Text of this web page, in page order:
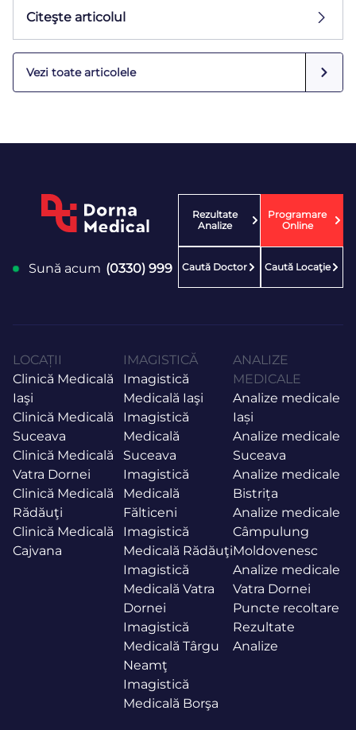
Citeşte articolul
Vezi toate articolele
Sună acum (0330) 999
Rezultate
Analize
Programare
Online
Caută Doctor Caută Locaţie
LOCAȚII
Clinică Medicală
Iaşi
Clinică Medicală
Suceava
Clinică Medicală
Vatra Dornei
Clinică Medicală
Rădăuţi
Clinică Medicală
Cajvana
IMAGISTICĂ
Imagistică
Medicală Iaşi
Imagistică
Medicală
Suceava
Imagistică
Medicală
Fălticeni
Imagistică
Medicală Rădăuţi
Imagistică
Medicală Vatra
Dornei
Imagistică
Medicală Târgu
Neamţ
Imagistică
Medicală Borşa
ANALIZE
MEDICALE
Analize medicale
Iași
Analize medicale
Suceava
Analize medicale
Bistrița
Analize medicale
Câmpulung
Moldovenesc
Analize medicale
Vatra Dornei
Puncte recoltare
Rezultate
Analize